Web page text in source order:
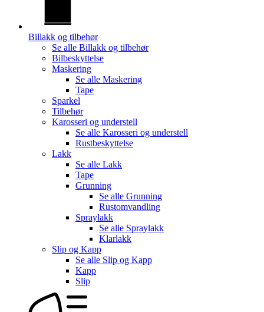
Billakk og tilbehør
Se alle Billakk og tilbehør
Bilbeskyttelse
Maskering
Se alle Maskering
Tape
Sparkel
Tilbehør
Karosseri og understell
Se alle Karosseri og understell
Rustbeskyttelse
Lakk
Se alle Lakk
Tape
Grunning
Se alle Grunning
Rustomvandling
Spraylakk
Se alle Spraylakk
Klarlakk
Slip og Kapp
Se alle Slip og Kapp
Kapp
Slip